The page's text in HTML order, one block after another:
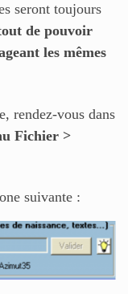
seront toujours
de pouvoir
les mêmes
rendez-vous dans
Fichier >
suivante :